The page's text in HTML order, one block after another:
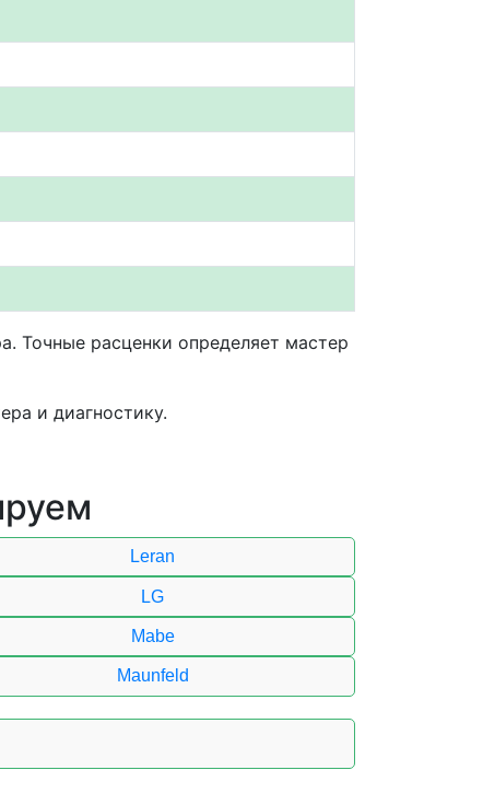
Точные расценки определяет мастер
и диагностику.
Leran
LG
Mabe
Maunfeld